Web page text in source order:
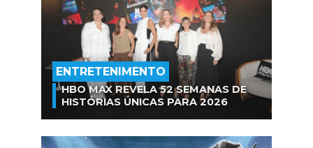
ENTRETENIMENTO
HBO MAX REVELA 52 SEMANAS DE
HISTÓRIAS ÚNICAS PARA 2026